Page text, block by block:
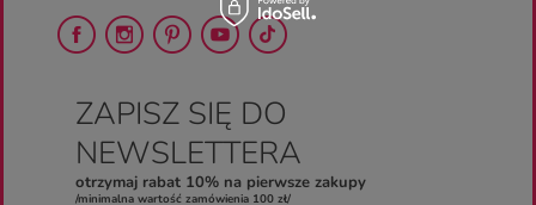
ZAPISZ SIĘ DO
NEWSLETTERA
otrzymaj rabat 10% na pierwsze zakupy
/minimalna wartość zamówienia 100 zł/